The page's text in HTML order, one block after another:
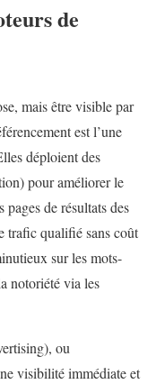
de
mais être visible par
est l’une
déploient des
pour améliorer le
de résultats des
trafic qualifié sans coût
sur les mots-
notoriété via les
ou
visibilité immédiate et